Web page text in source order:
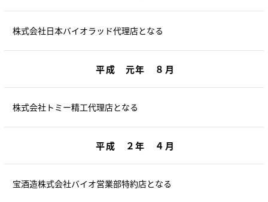
株式会社日本バイオラッド代理店となる
平成 元年 ８月
株式会社トミー精工代理店となる
平成 ２年 ４月
宝酒造株式会社バイオ営業部特約店となる